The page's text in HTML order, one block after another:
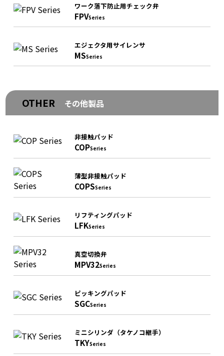
ワーク落下防止用チェック弁
FPVSeries
エジェクタ用サイレンサ
MSSeries
OTHER その他製品
非接触パッド
COPSeries
薄型非接触パッド
COPSSeries
リフティングパッド
LFKSeries
真空切換弁
MPV32Series
ピッキングパッド
SGCSeries
ミニシリンダ（タケノコ継手）
TKYSeries